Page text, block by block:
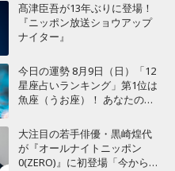
髙津臣吾が13年ぶりに登場！
『ニッポン放送ショウアップ
ナイター』
今日の運勢 8月9日（日）「12
星座占いランキング」第1位は
魚座（うお座）！ あなたの星
大注目の若手俳優・黒崎煌代
が『オールナイトニッポン
0(ZERO)』に初登場「今からと